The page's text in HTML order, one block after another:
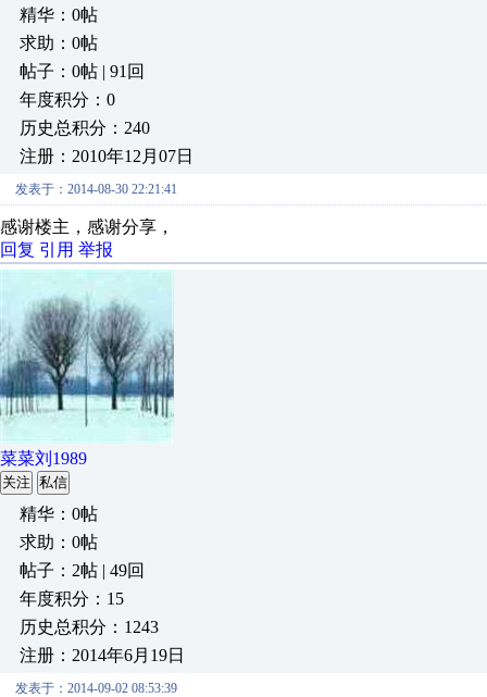
精华：0帖
求助：0帖
帖子：0帖 | 91回
年度积分：0
历史总积分：240
注册：2010年12月07日
发表于：2014-08-30 22:21:41
感谢楼主，感谢分享，
回复 引用 举报
菜菜刘1989
关注 私信
精华：0帖
求助：0帖
帖子：2帖 | 49回
年度积分：15
历史总积分：1243
注册：2014年6月19日
发表于：2014-09-02 08:53:39